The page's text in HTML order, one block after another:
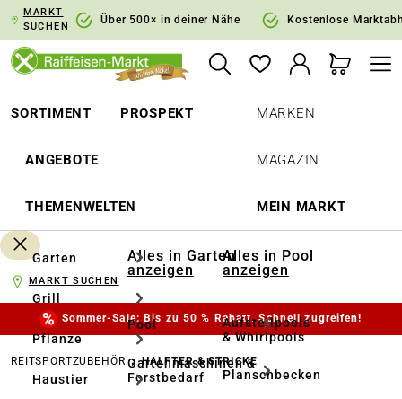
Zur Hauptnavigation springen
MARKT
SUCHEN
Über 500× in deiner Nähe Kostenlose
SORTIMENT PROSPEKT
ANGEBOTE
THEMENWELTEN
MARKEN
MAGAZIN
MEIN MARKT
Garten
Grill
Pflanze
Haustier
Alles in Garten
anzeigen
Pool
Gartenmaschinen &
Forstbedarf
Alles in Pool
anzeigen
Aufstellpools
& Whirlpools
Planschbecken
MARKT SUCHEN
Sommer-Sale: Bis zu 50 % Rabatt. Schnell zugreifen!
REITSPORTZUBEHÖR HALFTER & STRICKE